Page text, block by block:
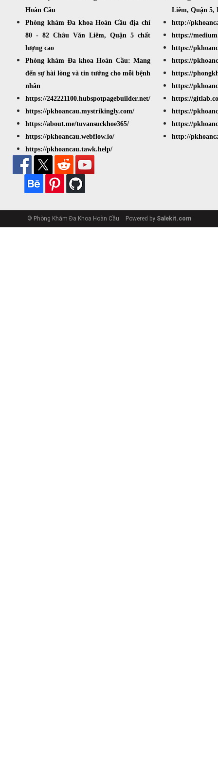
Hoàn Cầu
Phòng khám Đa khoa Hoàn Cầu địa chỉ
80 - 82 Châu Văn Liêm, Quận 5 chất
lượng cao
Phòng khám Đa khoa Hoàn Cầu: Mang
đến sự hài lòng và tin tưởng cho mỗi bệnh
nhân
https://242221100.hubspotpagebuilder.net/
https://pkhoancau.mystrikingly.com/
https://about.me/tuvansuckhoe365/
https://pkhoancau.webflow.io/
https://pkhoancau.tawk.help/
Liêm, Quận 5,
http://
https://
https://
https://
https://
https://
https://
https://
https://
http://
© Phòng Khám Đa Khoa Hoàn Cầu Powered by Salekit.com